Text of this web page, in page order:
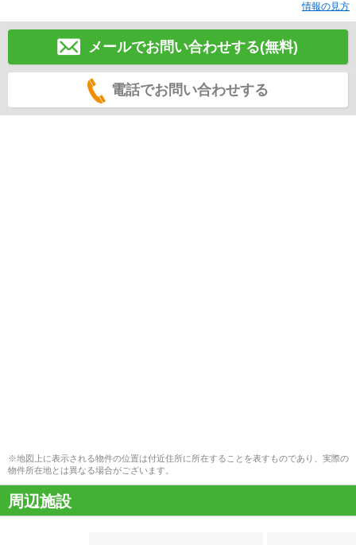
情報の見方
メールでお問い合わせする(無料)
電話でお問い合わせする
※地図上に表示される物件の位置は付近住所に所在することを表すものであり、実際の
物件所在地とは異なる場合がございます。
周辺施設